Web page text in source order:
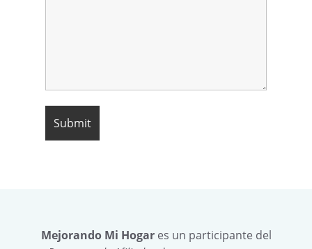
Mejorando Mi Hogares un participante del